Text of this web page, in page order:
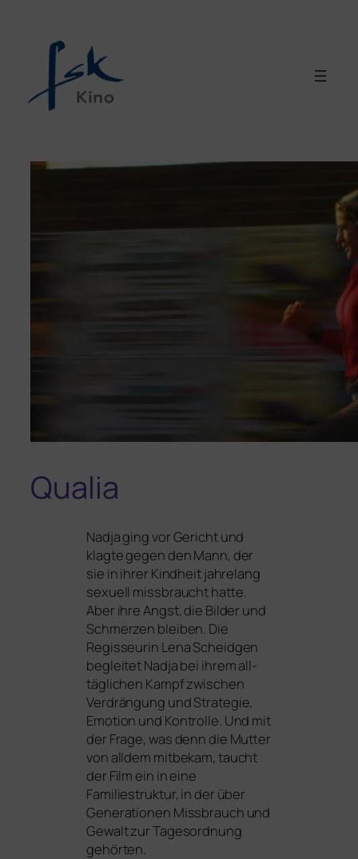
Qualia
Nadja ging vor Gericht und
klag­te gegen den Mann, der
sie in ihrer Kindheit jah­re­lang
sexu­ell miss­braucht hat­te.
Aber ihre Angst, die Bilder und
Schmerzen blei­ben. Die
Regisseurin Lena Scheidgen
beglei­tet Nadja bei ihrem all­
täg­li­chen Kampf zwi­schen
Verdrängung und Strategie,
Emotion und Kontrolle. Und mit
der Frage, was denn die Mutter
von all­dem mit­be­kam, taucht
der Film ein in eine
Familiestruktur, in der über
Generationen Missbrauch und
Gewalt zur Tagesordnung
gehörten.